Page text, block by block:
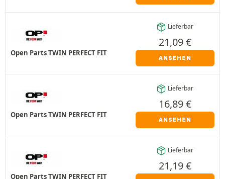
Open Parts TWIN PERFECT FIT
Lieferbar
21,09€
ANSEHEN
Open Parts TWIN PERFECT FIT
Lieferbar
16,89€
ANSEHEN
Open Parts TWIN PERFECT FIT
Lieferbar
21,19€